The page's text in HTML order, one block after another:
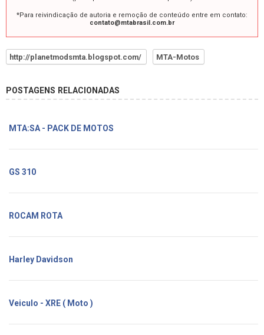
*Para reivindicação de autoria e remoção de conteúdo entre em contato:
contato@mtabrasil.com.br
http://planetmodsmta.blogspot.com/ MTA-Motos
POSTAGENS RELACIONADAS
MTA:SA - PACK DE MOTOS
GS 310
ROCAM ROTA
Harley Davidson
Veiculo - XRE ( Moto )